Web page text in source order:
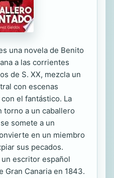
una novela de Benito
a las corrientes
de S. XX, mezcla un
con escenas
el fantástico. La
torno a un caballero
somete a un
en un miembro
sus pecados.
escritor español
Gran Canaria en 1843.